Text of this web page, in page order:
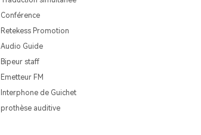
Conférence
Retekess Promotion
Audio Guide
Bipeur staff
Emetteur FM
Interphone de Guichet
prothèse auditive